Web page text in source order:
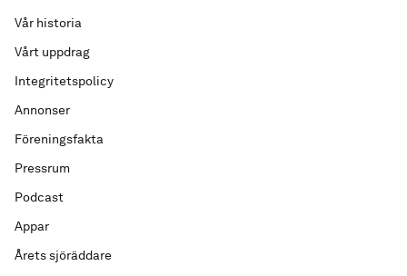
Vår historia
Vårt uppdrag
Integritetspolicy
Annonser
Föreningsfakta
Pressrum
Podcast
Appar
Årets sjöräddare